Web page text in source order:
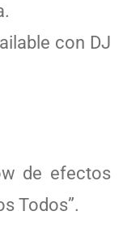
con DJ
de efectos
Todos”.